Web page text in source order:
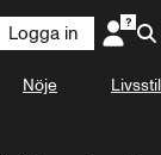
Logga in
Nöje Livsstil